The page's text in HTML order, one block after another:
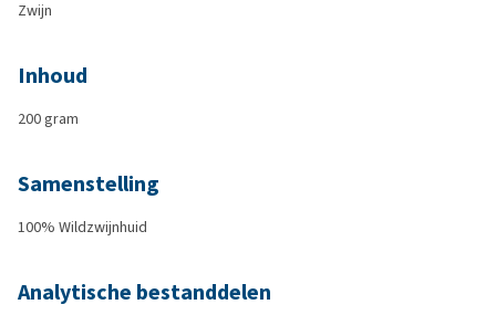
Zwijn
Inhoud
200 gram
Samenstelling
100% Wildzwijnhuid
Analytische bestanddelen